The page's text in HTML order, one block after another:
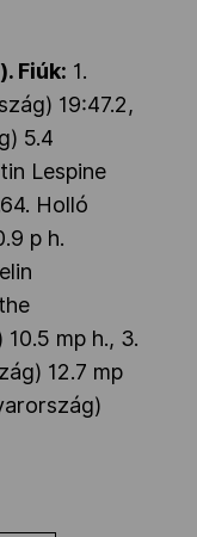
Fiúk: 1.
19:47.2,
5.4
Lespine
Holló
p h.
mp h., 3.
12.7 mp